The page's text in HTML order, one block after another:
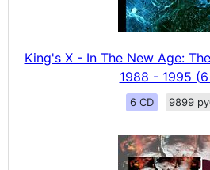
King's X - In The New Age:
1988 - 1995
6 CD 9899